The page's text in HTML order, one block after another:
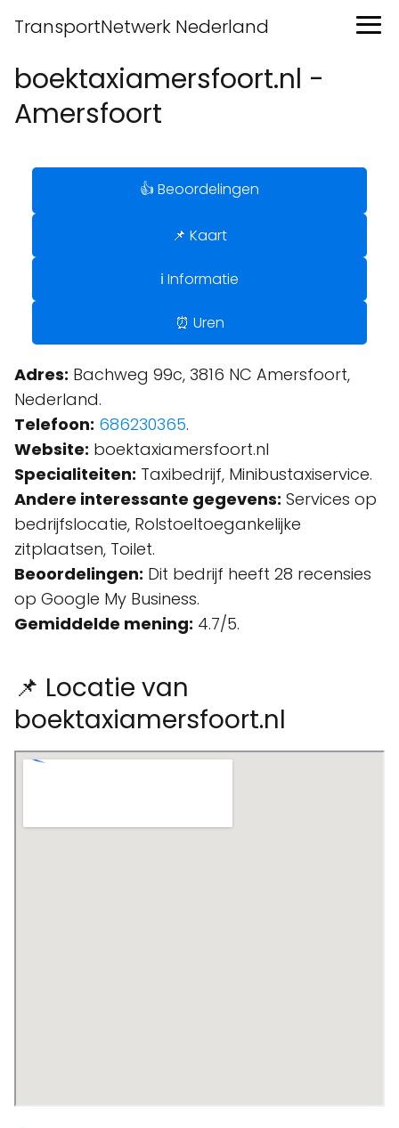
TransportNetwerk Nederland
boektaxiamersfoort.nl -
Amersfoort
👍 Beoordelingen
📌 Kaart
ℹ️ Informatie
⏰ Uren
Adres: Bachweg 99c, 3816 NC Amersfoort,
Nederland.
Telefoon: 686230365.
Website: boektaxiamersfoort.nl
Specialiteiten: Taxibedrijf, Minibustaxiservice.
Andere interessante gegevens: Services op
bedrijfslocatie, Rolstoeltoegankelijke
zitplaatsen, Toilet.
Beoordelingen: Dit bedrijf heeft 28 recensies
op Google My Business.
Gemiddelde mening: 4.7/5.
📌 Locatie van
boektaxiamersfoort.nl